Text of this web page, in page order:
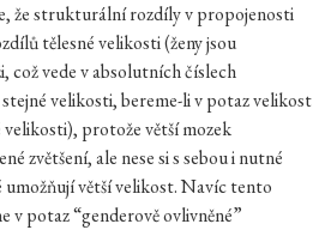
že strukturální rozdíly v propojenosti
tělesné velikosti (ženy jsou
což vede v absolutních číslech
velikosti, bereme-li v potaz velikost
protože větší mozek
zvětšení, ale nese si s sebou i nutné
větší velikost. Navíc tento
v potaz “genderově ovlivněné”